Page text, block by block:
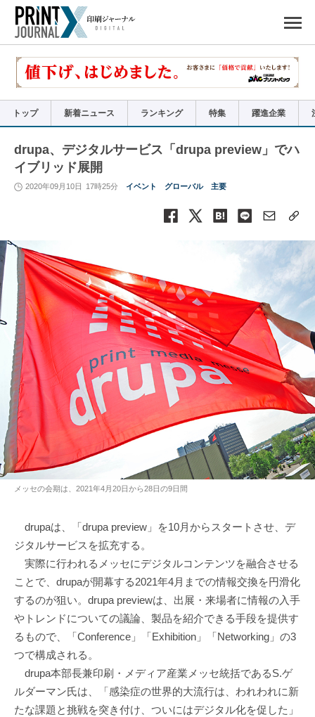
で
リ
トップ 新着ニュース ランキング 特集 躍進企業
drupa、デジタルサービス「drupa preview」でハ
イブリッド展開
2020年09月10日 17時25分 イベント グローバル 主要
メッセの会期は、2021年4月20日から28日の9日間
drupaは、「drupa preview」を10月からスタートさせ、デ
ジタルサービスを拡充する。
実際に行われるメッセにデジタルコンテンツを融合させる
ことで、drupaが開幕する2021年4月までの情報交換を円滑化
するのが狙い。drupa previewは、出展・来場者に情報の入手
やトレンドについての議論、製品を紹介できる手段を提供す
るもので、「Conference」「Exhibition」「Networking」の3
つで構成される。
drupa本部長兼印刷・メディア産業メッセ統括であるS.ゲ
ルダーマン氏は、「感染症の世界的大流行は、われわれに新
たな課題と挑戦を突き付け、ついにはデジタル化を促した」